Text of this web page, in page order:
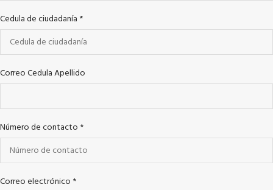
Cedula de ciudadanía *
Correo Cedula Apellido
Número de contacto *
Correo electrónico *